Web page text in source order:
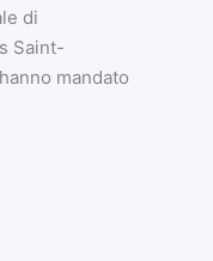
di
Saint-
mandato